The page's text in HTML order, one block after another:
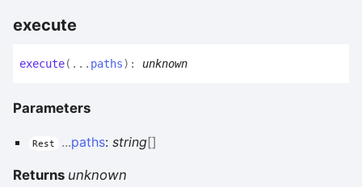
execute
execute( ... paths) : unknown
Parameters
Rest ...paths: string[]
Returns unknown